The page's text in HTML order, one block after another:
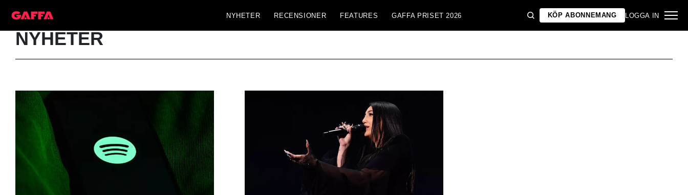
NYHETER RECENSIONER FEATURES GAFFA PRISET 2026 KÖP ABONNEMANG LOGGA IN
NYHETER